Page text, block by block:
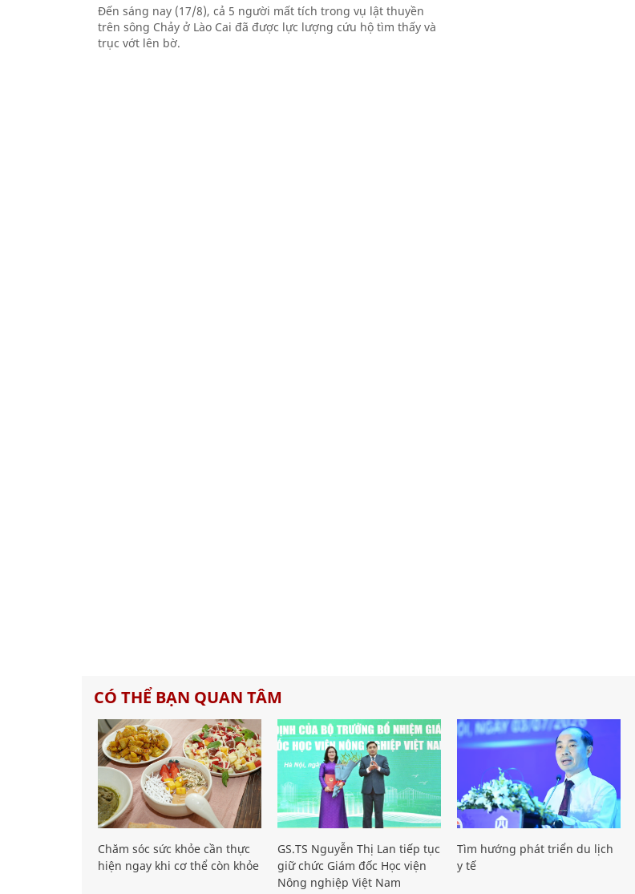
Đến sáng nay (17/8), cả 5 người mất tích trong vụ lật thuyền
trên sông Chảy ở Lào Cai đã được lực lượng cứu hộ tìm thấy và
trục vớt lên bờ.
CÓ THỂ BẠN QUAN TÂM
Chăm sóc sức khỏe cần thực
hiện ngay khi cơ thể còn khỏe
GS.TS Nguyễn Thị Lan tiếp tục
giữ chức Giám đốc Học viện
Nông nghiệp Việt Nam
Tìm hướng phát triển du lịch
y tế